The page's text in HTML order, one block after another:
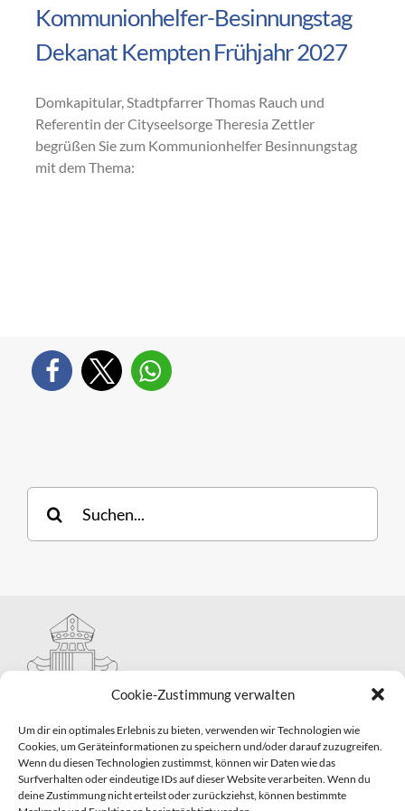
Cookie-Zustimmung verwalten
Um dir ein optimales Erlebnis zu bieten, verwenden wir Technologien wie
Cookies, um Geräteinformationen zu speichern und/oder darauf zuzugreifen.
Wenn du diesen Technologien zustimmst, können wir Daten wie das
Surfverhalten oder eindeutige IDs auf dieser Website verarbeiten. Wenn du
deine Zustimmung nicht erteilst oder zurückziehst, können bestimmte
Kommunionhelfer-Besinnungstag
Dekanat Kempten Frühjahr 2027
Domkapitular, Stadtpfarrer Thomas Rauch und
Referentin der Cityseelsorge Theresia Zettler
begrüßen Sie zum Kommunionhelfer Besinnungstag
mit dem Thema:
nach:
Hauptabteilung II – Seelsorge
Pastorale Grunddienste und Sakramentenpastoral
Telefon: 0821 3166-2593